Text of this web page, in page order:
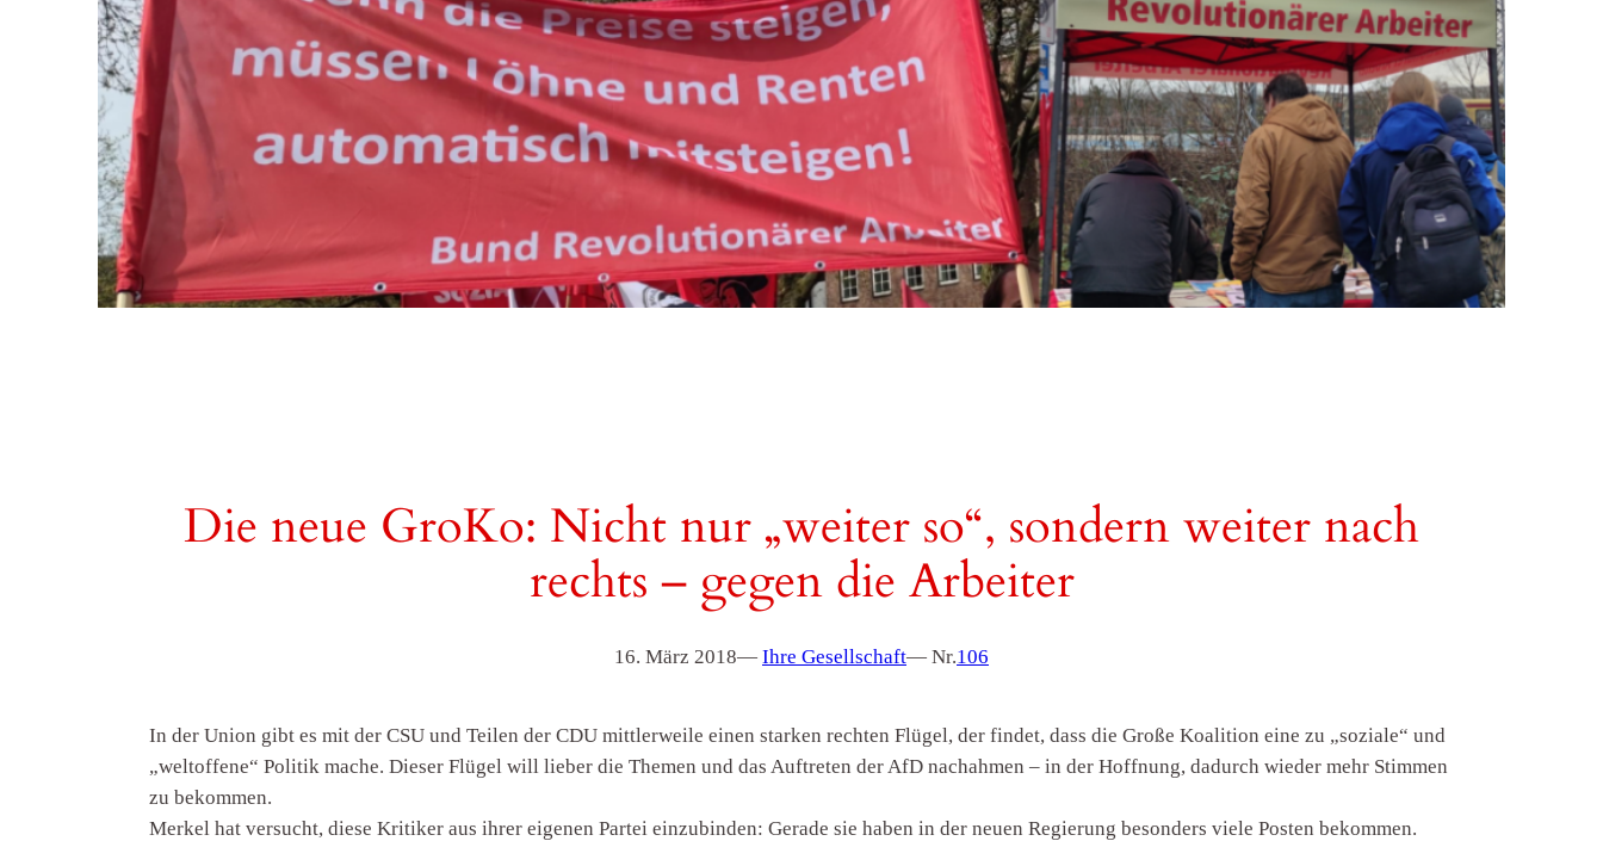
Die neue GroKo: Nicht nur „weiter so“, sondern weiter nach
rechts – gegen die Arbeiter
16. März 2018— Ihre Gesellschaft— Nr.106
In der Union gibt es mit der CSU und Teilen der CDU mittlerweile einen starken rechten Flügel, der findet, dass die Große Koalition eine zu „soziale“ und
„weltoffene“ Politik mache. Dieser Flügel will lieber die Themen und das Auftreten der AfD nachahmen – in der Hoffnung, dadurch wieder mehr Stimmen
zu bekommen.
Merkel hat versucht, diese Kritiker aus ihrer eigenen Partei einzubinden: Gerade sie haben in der neuen Regierung besonders viele Posten bekommen.